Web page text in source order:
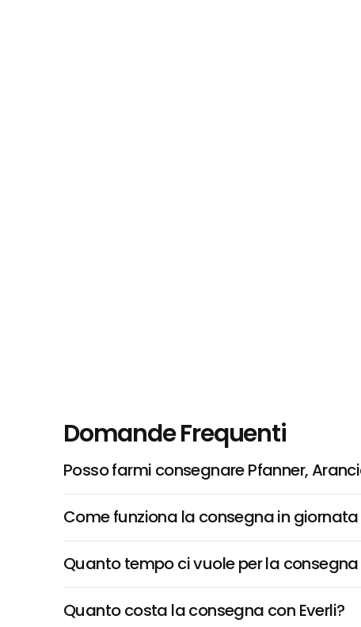
Domande Frequenti
Posso farmi consegnare Pfanner,
Come funziona la consegna in giornata
Quanto tempo ci vuole per la consegna
Quanto costa la consegna con Everli?